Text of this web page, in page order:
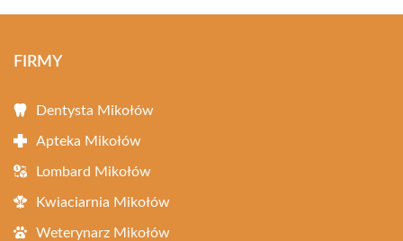
FIRMY
Dentysta Mikołów
Apteka Mikołów
Lombard Mikołów
Kwiaciarnia Mikołów
Weterynarz Mikołów